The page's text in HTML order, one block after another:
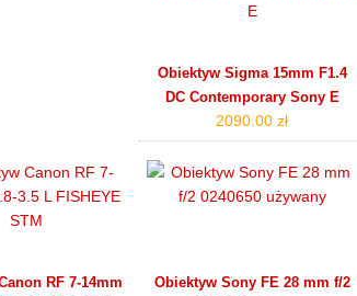
Obiektyw Sigma 15mm F1.4
DC Contemporary Sony E
2090.00 zł
RF 7-14mm
Obiektyw Sony FE 28 mm f/2